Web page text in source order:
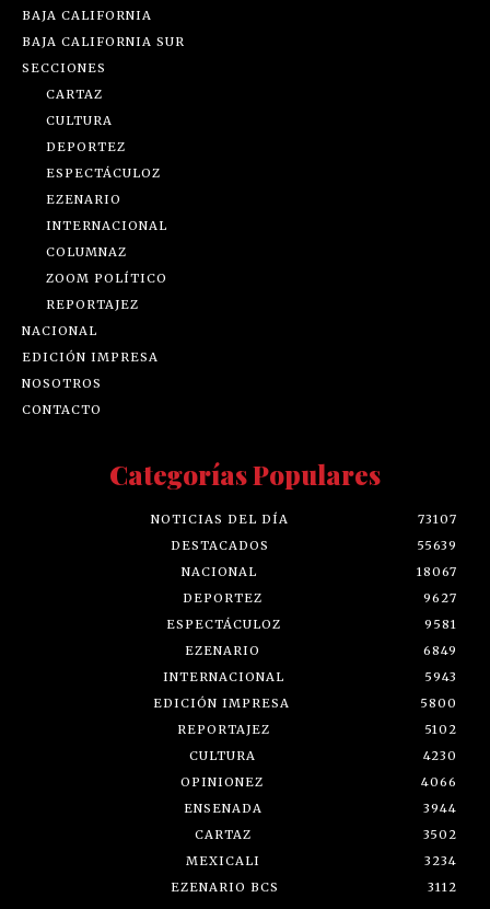
BAJA CALIFORNIA
BAJA CALIFORNIA SUR
SECCIONES
CARTAZ
CULTURA
DEPORTEZ
ESPECTÁCULOZ
EZENARIO
INTERNACIONAL
COLUMNAZ
ZOOM POLÍTICO
REPORTAJEZ
NACIONAL
EDICIÓN IMPRESA
NOSOTROS
CONTACTO
Categorías Populares
NOTICIAS DEL DÍA
73107
DESTACADOS
55639
NACIONAL
18067
DEPORTEZ
9627
ESPECTÁCULOZ
9581
EZENARIO
6849
INTERNACIONAL
5943
EDICIÓN IMPRESA
5800
REPORTAJEZ
5102
CULTURA
4230
OPINIONEZ
4066
ENSENADA
3944
CARTAZ
3502
MEXICALI
3234
EZENARIO BCS
3112